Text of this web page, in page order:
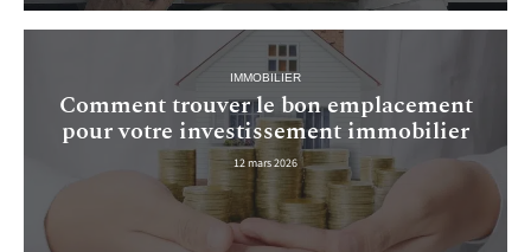
IMMOBILIER
Comment trouver le bon emplacement
pour votre investissement immobilier
12 mars 2026